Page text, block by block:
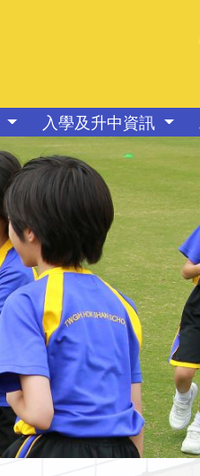
入學及升中資訊